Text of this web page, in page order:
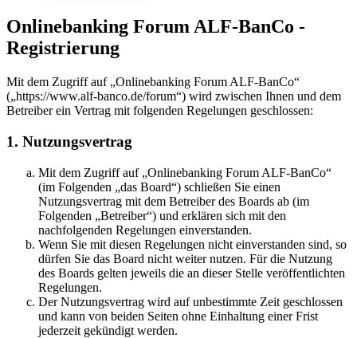
Onlinebanking Forum ALF-BanCo -
Registrierung
Mit dem Zugriff auf „Onlinebanking Forum ALF-BanCo“
(„https://www.alf-banco.de/forum“) wird zwischen Ihnen und dem
Betreiber ein Vertrag mit folgenden Regelungen geschlossen:
1. Nutzungsvertrag
Mit dem Zugriff auf „Onlinebanking Forum ALF-BanCo“
(im Folgenden „das Board“) schließen Sie einen
Nutzungsvertrag mit dem Betreiber des Boards ab (im
Folgenden „Betreiber“) und erklären sich mit den
nachfolgenden Regelungen einverstanden.
Wenn Sie mit diesen Regelungen nicht einverstanden sind, so
dürfen Sie das Board nicht weiter nutzen. Für die Nutzung
des Boards gelten jeweils die an dieser Stelle veröffentlichten
Regelungen.
Der Nutzungsvertrag wird auf unbestimmte Zeit geschlossen
und kann von beiden Seiten ohne Einhaltung einer Frist
jederzeit gekündigt werden.